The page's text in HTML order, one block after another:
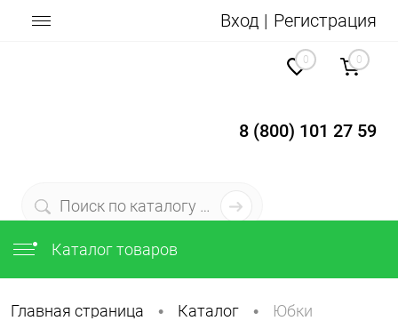
Вход Регистрация
8 (800) 101 27 59
0 0
Каталог товаров
Главная страница • Каталог • Юбки